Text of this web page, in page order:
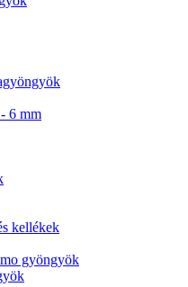
6 mm
kellékek
gyöngyök